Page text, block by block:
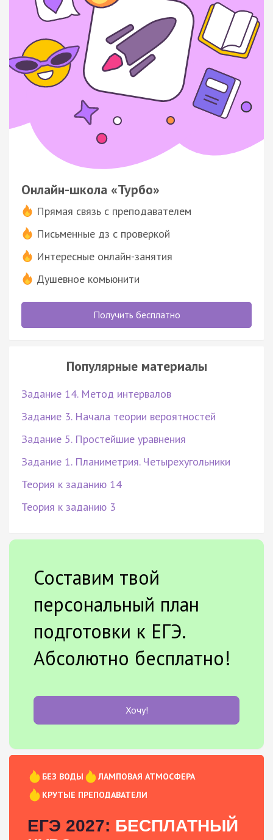
Онлайн-школа «Турбо»
Прямая связь с преподавателем
Письменные дз с проверкой
Интересные онлайн-занятия
Душевное комьюнити
Получить бесплатно
Популярные материалы
Задание 14. Метод интервалов
Задание 3. Начала теории вероятностей
Задание 5. Простейшие уравнения
Задание 1. Планиметрия. Четырехугольники
Теория к заданию 14
Теория к заданию 3
Составим твой
персональный план
подготовки к ЕГЭ.
Абсолютно бесплатно!
Хочу!
БЕЗ ВОДЫ
ЛАМПОВАЯ АТМОСФЕРА
КРУТЫЕ ПРЕПОДАВАТЕЛИ
ЕГЭ 2027: БЕСПЛАТНЫЙ